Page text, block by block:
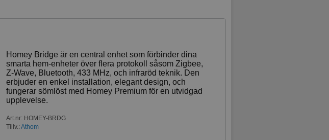
Homey Bridge är en central enhet som förbinder dina
smarta hem-enheter över flera protokoll såsom Zigbee,
Z-Wave, Bluetooth, 433 MHz, och infraröd teknik. Den
erbjuder en enkel installation, elegant design, och
fungerar sömlöst med Homey Premium för en utvidgad
upplevelse.
Art.nr: HOMEY-BRDG
Tillv.: Athom